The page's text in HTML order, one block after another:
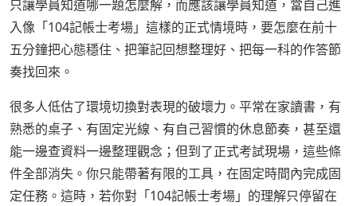
只讓學員知道哪一題怎麼解，而應該讓學員知道，當自己進
入像「104記帳士考場」這樣的正式情境時，要怎麼在前十
五分鐘把心態穩住、把筆記回想整理好、把每一科的作答節
奏找回來。
很多人低估了環境切換對表現的破壞力。平常在家讀書，有
熟悉的桌子、有固定光線、有自己習慣的休息節奏，甚至還
能一邊查資料一邊整理觀念；但到了正式考試現場，這些條
件全部消失。你只能帶著有限的工具，在固定時間內完成固
定任務。這時，若你對「104記帳士考場」的理解只停留在